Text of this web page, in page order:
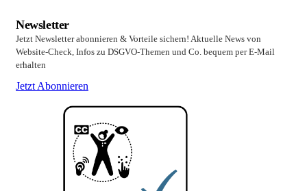
Newsletter
Jetzt Newsletter abonnieren & Vorteile sichern! Aktuelle News von
Website-Check, Infos zu DSGVO-Themen und Co. bequem per E-Mail
erhalten
Jetzt Abonnieren